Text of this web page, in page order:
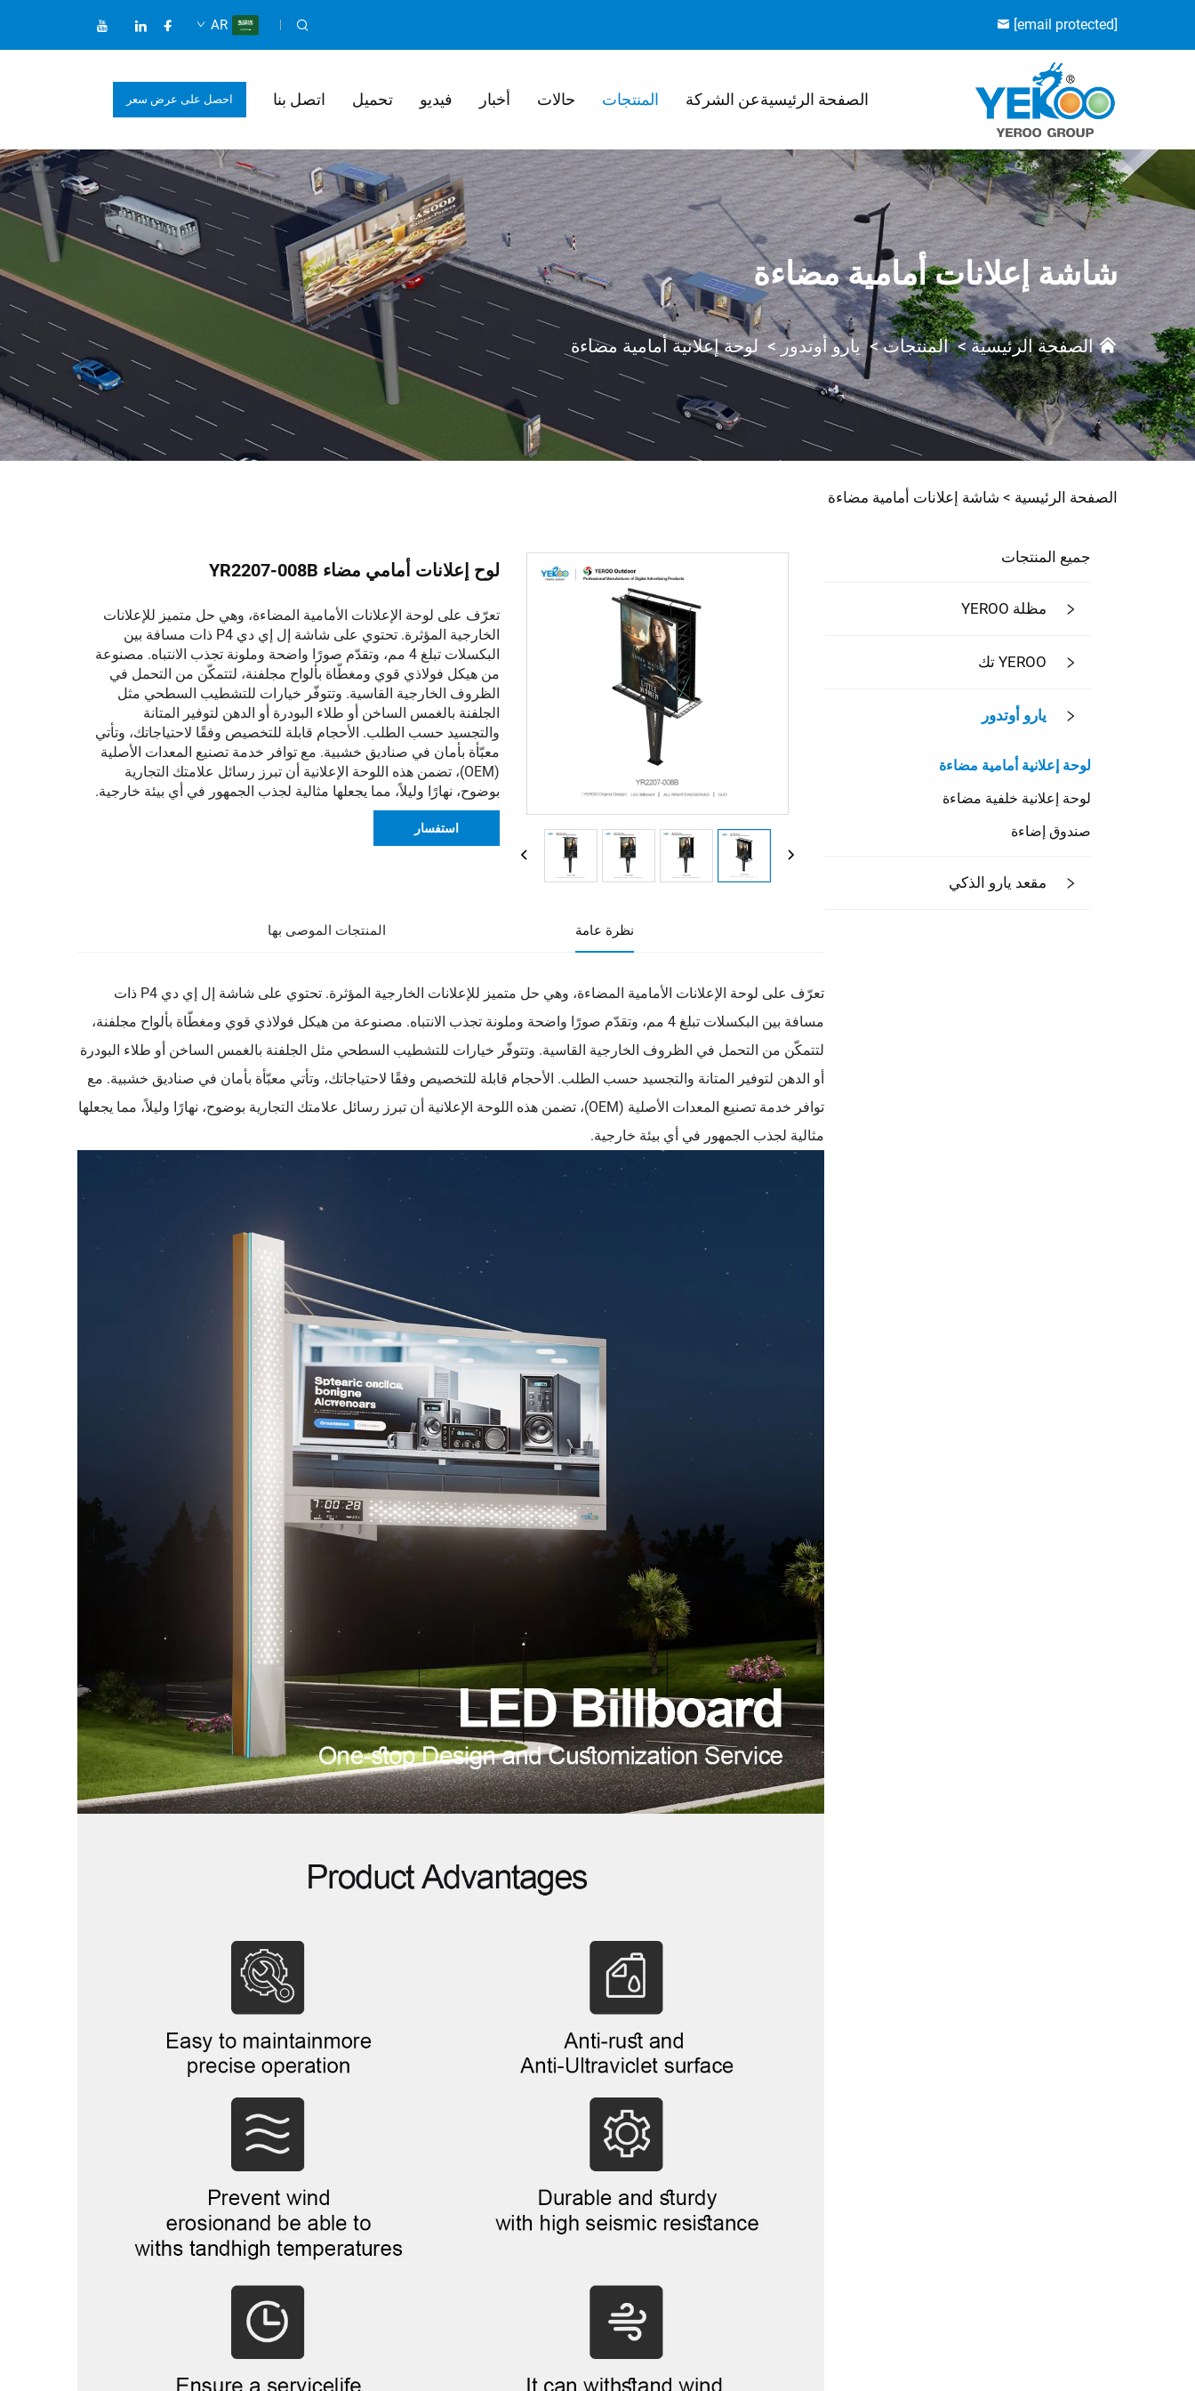
[email protected]
AR
الصفحة الرئيسيةعن الشركة المنتجات حالات أخبار فيديو تحميل اتصل بنا احصل على عرض سعر
شاشة إعلانات أمامية مضاءة
الصفحة الرئيسية>المنتجات>يارو أوتدور > لوحة إعلانية أمامية مضاءة
الصفحة الرئيسية > شاشة إعلانات أمامية مضاءة
جميع المنتجات
مظلة YEROO
YEROO تك
يارو أوتدور
لوحة إعلانية أمامية مضاءة
لوحة إعلانية خلفية مضاءة
صندوق إضاءة
مقعد يارو الذكي
لوح إعلانات أمامي مضاء YR2207-008B
تعرّف على لوحة الإعلانات الأمامية المضاءة، وهي حل متميز للإعلانات
الخارجية المؤثرة. تحتوي على شاشة إل إي دي P4 ذات مسافة بين
البكسلات تبلغ 4 مم، وتقدّم صورًا واضحة وملونة تجذب الانتباه. مصنوعة
من هيكل فولاذي قوي ومغطّاة بألواح مجلفنة، لتتمكّن من التحمل في
الظروف الخارجية القاسية. وتتوفّر خيارات للتشطيب السطحي مثل
الجلفنة بالغمس الساخن أو طلاء البودرة أو الدهن لتوفير المتانة
والتجسيد حسب الطلب. الأحجام قابلة للتخصيص وفقًا لاحتياجاتك، وتأتي
معبّأة بأمان في صناديق خشبية. مع توافر خدمة تصنيع المعدات الأصلية
(OEM)، تضمن هذه اللوحة الإعلانية أن تبرز رسائل علامتك التجارية
بوضوح، نهارًا وليلاً، مما يجعلها مثالية لجذب الجمهور في أي بيئة خارجية.
استفسار
نظرة عامة المنتجات الموصى بها
تعرّف على لوحة الإعلانات الأمامية المضاءة، وهي حل متميز للإعلانات الخارجية المؤثرة. تحتوي على شاشة إل إي دي P4 ذات
مسافة بين البكسلات تبلغ 4 مم، وتقدّم صورًا واضحة وملونة تجذب الانتباه. مصنوعة من هيكل فولاذي قوي ومغطّاة بألواح مجلفنة،
لتتمكّن من التحمل في الظروف الخارجية القاسية. وتتوفّر خيارات للتشطيب السطحي مثل الجلفنة بالغمس الساخن أو طلاء البودرة
أو الدهن لتوفير المتانة والتجسيد حسب الطلب. الأحجام قابلة للتخصيص وفقًا لاحتياجاتك، وتأتي معبّأة بأمان في صناديق خشبية. مع
توافر خدمة تصنيع المعدات الأصلية (OEM)، تضمن هذه اللوحة الإعلانية أن تبرز رسائل علامتك التجارية بوضوح، نهارًا وليلاً، مما يجعلها
مثالية لجذب الجمهور في أي بيئة خارجية.